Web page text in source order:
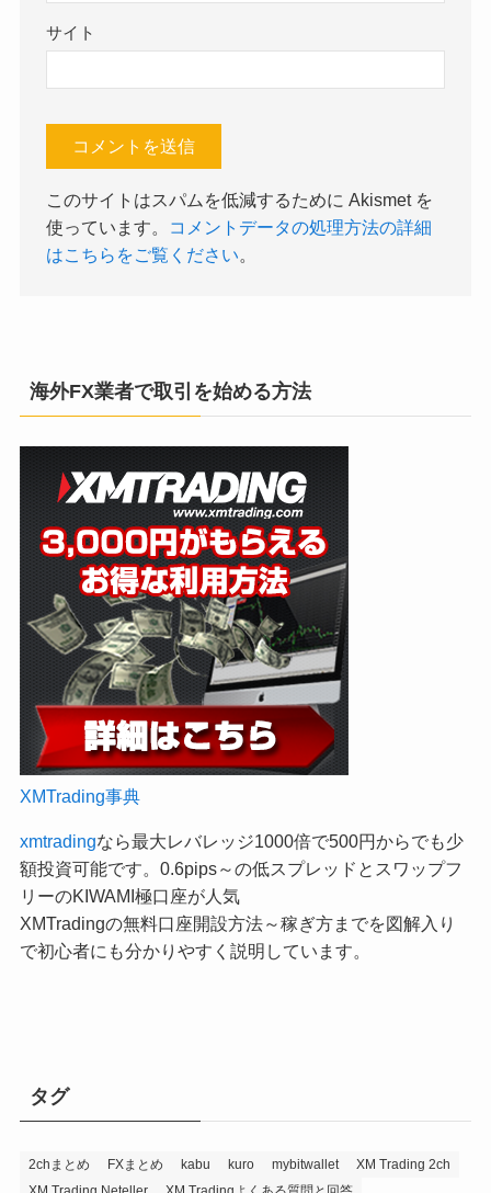
サイト
このサイトはスパムを低減するために Akismet を
使っています。
コメントデータの処理方法の詳細
はこちらをご覧ください。
海外FX業者で取引を始める方法
XMTrading事典
xmtradingなら最大レバレッジ1000倍で500円からでも少
額投資可能です。0.6pips～の低スプレッドとスワップフ
リーのKIWAMI極口座が人気
XMTradingの無料口座開設方法～稼ぎ方までを図解入り
で初心者にも分かりやすく説明しています。
タグ
2chまとめ FXまとめ kabu kuro mybitwallet
XM Trading 2ch